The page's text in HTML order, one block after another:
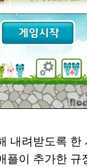
려받도록
이 추가한